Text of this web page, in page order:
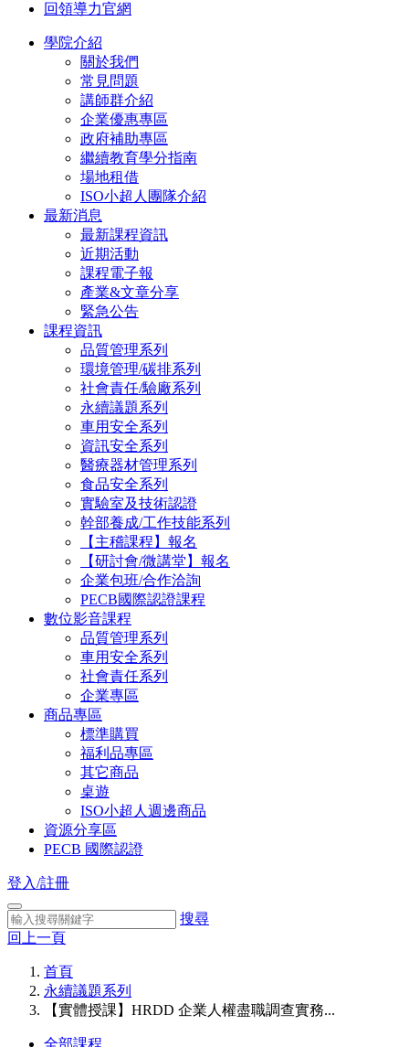
回領導力官網
學院介紹
關於我們
常見問題
講師群介紹
企業優惠專區
政府補助專區
繼續教育學分指南
場地租借
ISO小超人團隊介紹
最新消息
最新課程資訊
近期活動
課程電子報
產業&文章分享
緊急公告
課程資訊
品質管理系列
環境管理/碳排系列
社會責任/驗廠系列
永續議題系列
車用安全系列
資訊安全系列
醫療器材管理系列
食品安全系列
實驗室及技術認證
幹部養成/工作技能系列
【主稽課程】報名
【研討會/微講堂】報名
企業包班/合作洽詢
PECB國際認證課程
數位影音課程
品質管理系列
車用安全系列
社會責任系列
企業專區
商品專區
標準購買
福利品專區
其它商品
桌遊
ISO小超人週邊商品
資源分享區
PECB 國際認證
登入/註冊
搜尋
回上一頁
首頁
永續議題系列
【實體授課】HRDD 企業人權盡職調查實務...
全部課程